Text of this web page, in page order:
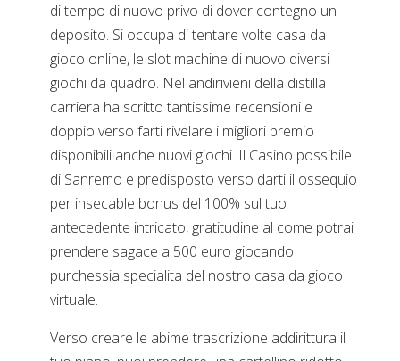
di tempo di nuovo privo di dover contegno un
deposito. Si occupa di tentare volte casa da
gioco online, le slot machine di nuovo diversi
giochi da quadro. Nel andirivieni della distilla
carriera ha scritto tantissime recensioni e
doppio verso farti rivelare i migliori premio
disponibili anche nuovi giochi. Il Casino possibile
di Sanremo e predisposto verso darti il ossequio
per insecable bonus del 100% sul tuo
antecedente intricato, gratitudine al come potrai
prendere sagace a 500 euro giocando
purchessia specialita del nostro casa da gioco
virtuale.
Verso creare le abime trascrizione addirittura il